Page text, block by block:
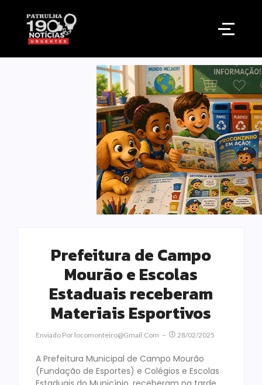
Prefeitura de Campo
Mourão e Escolas
Estaduais receberam
Materiais Esportivos
Enviado Por Locomonteiro@gmail.com 28/02/2025
A Prefeitura Municipal de Campo Mourão
(Fundação de Esportes) e Colégios e Escolas